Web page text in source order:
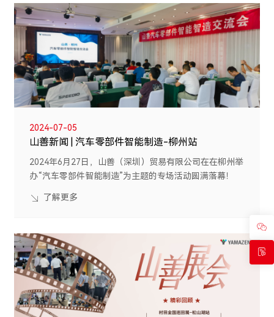
2024-07-05
山善新闻 | 汽车零部件智能制造-柳州站
2024年6月27日，山善（深圳）贸易有限公司在在柳州举
办“汽车零部件智能制造”为主题的专场活动圆满落幕！
了解更多